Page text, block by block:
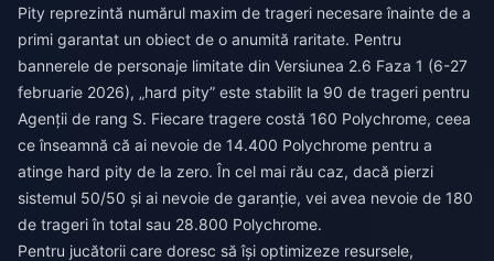
Pity reprezintă numărul maxim de trageri necesare înainte de a
primi garantat un obiect de o anumită raritate. Pentru
bannerele de personaje limitate din Versiunea 2.6 Faza 1 (6-27
februarie 2026), „hard pity” este stabilit la 90 de trageri pentru
Agenții de rang S. Fiecare tragere costă 160 Polychrome, ceea
ce înseamnă că ai nevoie de 14.400 Polychrome pentru a
atinge hard pity de la zero. În cel mai rău caz, dacă pierzi
sistemul 50/50 și ai nevoie de garanție, vei avea nevoie de 180
de trageri în total sau 28.800 Polychrome.
Pentru jucătorii care doresc să își optimizeze resursele,